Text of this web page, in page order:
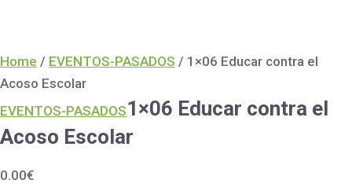
Home / EVENTOS-PASADOS / 1×06 Educar contra el
Acoso Escolar
EVENTOS-PASADOS1×06 Educar contra el
Acoso Escolar
0.00€